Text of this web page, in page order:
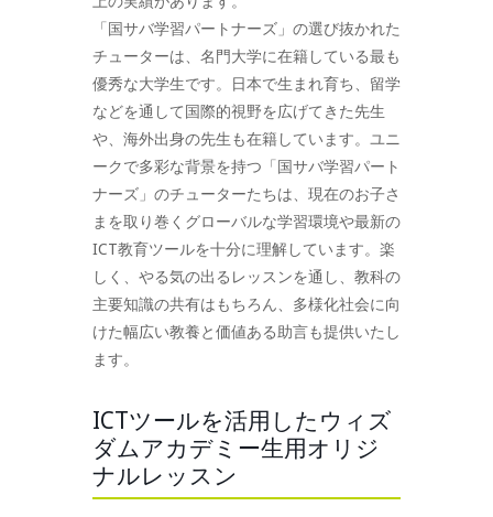
「国サバ学習パートナーズ」の選び抜かれた
チューターは、名門大学に在籍している最も
優秀な大学生です。日本で生まれ育ち、留学
などを通して国際的視野を広げてきた先生
や、海外出身の先生も在籍しています。ユニ
ークで多彩な背景を持つ「国サバ学習パート
ナーズ」のチューターたちは、現在のお子さ
まを取り巻くグローバルな学習環境や最新の
ICT教育ツールを十分に理解しています。楽
しく、やる気の出るレッスンを通し、教科の
主要知識の共有はもちろん、多様化社会に向
けた幅広い教養と価値ある助言も提供いたし
ます。
ICTツールを活用したウィズ
ダムアカデミー生用オリジ
ナルレッスン